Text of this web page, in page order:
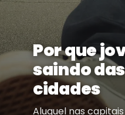
Por que
saindo
cidades
Aluguel nas